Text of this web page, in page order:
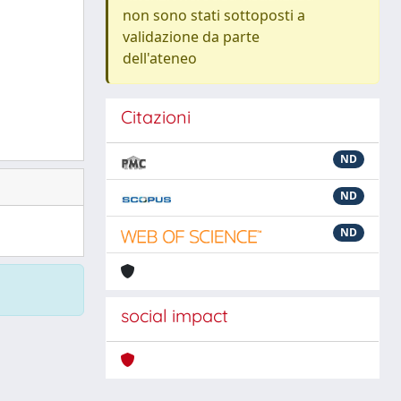
non sono stati sottoposti a
validazione da parte
dell'ateneo
Citazioni
ND
ND
ND
social impact